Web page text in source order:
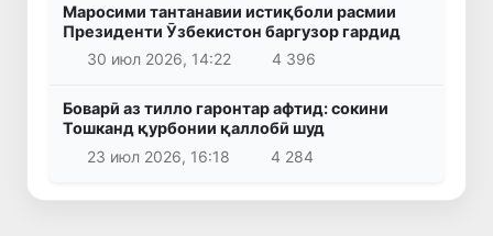
Маросими тантанавии истиқболи расмии
Президенти Ӯзбекистон баргузор гардид
30 июл 2026, 14:22
4 396
Боварӣ аз тилло гаронтар афтид: сокини
Тошканд қурбонии қаллобӣ шуд
23 июл 2026, 16:18
4 284